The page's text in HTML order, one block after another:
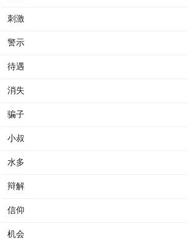
刺激
警示
待遇
消失
骗子
小叔
水多
辩解
信仰
机会